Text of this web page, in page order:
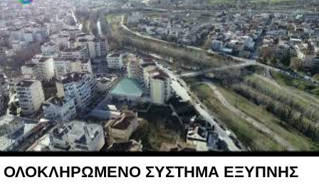
ΟΛΟΚΛΗΡΩΜΕΝΟ ΣΥΣΤΗΜΑ ΕΞΥΠΝΗΣ